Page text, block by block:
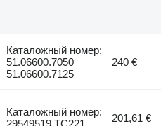
Каталожный номер:
51.06600.7050
51.06600.7125
240 €
Каталожный номер:
201,61 €